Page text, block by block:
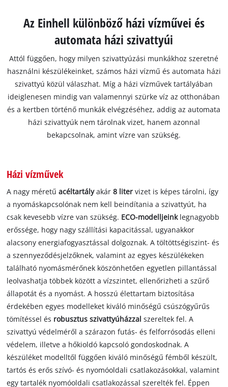
Az Einhell különböző házi vízművei és
automata házi szivattyúi
Attól függően, hogy milyen szivattyúzási munkákhoz szeretné
használni készülékeinket, számos házi vízmű és automata házi
szivattyú közül válaszhat. Míg a házi vízművek tartályában
ideiglenesen mindig van valamennyi szürke víz az otthonában
és a kertben történő munkák elvégzéséhez, addig az automata
házi szivattyúk nem tárolnak vizet, hanem azonnal
bekapcsolnak, amint vízre van szükség.
Házi vízművek
A nagy méretűacéltartályakár8 litervizet is képes tárolni, így
a nyomáskapcsolónak nem kell beindítania a szivattyút, ha
csak kevesebb vízre van szükség. ECO-modelljeinklegnagyobb
erőssége, hogy nagy szállítási kapacitással, ugyanakkor
alacsony energiafogyasztással dolgoznak. A töltöttségiszint- és
a szennyeződésjelzőknek, valamint az egyes készülékeken
található nyomásmérőnek köszönhetően egyetlen pillantással
leolvashatja többek között a vízszintet, ellenőrizheti a szűrő
állapotát és a nyomást. A hosszú élettartam biztosítása
érdekében egyes modelleket kiváló minőségű csúszógyűrűs
tömítéssel és robusztus szivattyúházzalszereltek fel. A
szivattyú védelméről a szárazon futás- és felforrósodás elleni
védelem, illetve a hőkioldó kapcsoló gondoskodnak. A
készüléket modelltől függően kiváló minőségű fémből készült,
tartós és erős szívó- és nyomóoldali csatlakozásokkal, valamint
egy tartalék nyomóoldali csatlakozással szerelték fel. Éppen